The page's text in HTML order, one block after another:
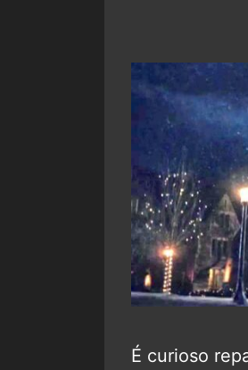
É curioso